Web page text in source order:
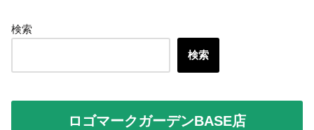
検索
検索
ロゴマークガーデンBASE店